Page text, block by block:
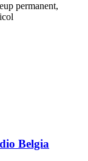
permanent,